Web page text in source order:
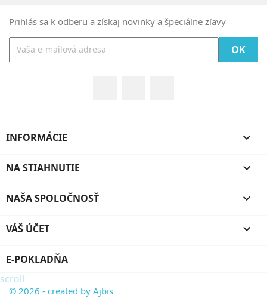
Prihlás sa k odberu a získaj novinky a špeciálne zľavy
INFORMÁCIE 
NA STIAHNUTIE 
NAŠA SPOLOČNOSŤ 
VÁŠ ÚČET 
E-POKLADŇA
scroll
© 2026 - created by Ajbis